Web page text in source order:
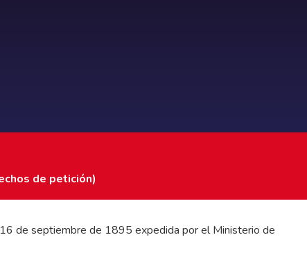
de petición)
16 de septiembre de 1895 expedida por el Ministerio de